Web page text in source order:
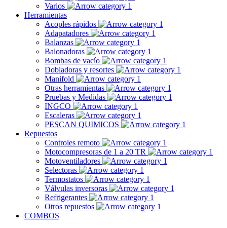
Varios
Herramientas
Acoples rápidos
Adapatadores
Balanzas
Balonadoras
Bombas de vacío
Dobladoras y resortes
Manifold
Otras herramientas
Pruebas y Medidas
INGCO
Escaleras
PESCAN QUIMICOS
Repuestos
Controles remoto
Motocompresoras de 1 a 20 TR
Motoventiladores
Selectoras
Termostatos
Válvulas inversoras
Refrigerantes
Otros repuestos
COMBOS